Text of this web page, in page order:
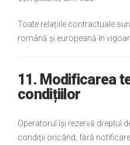
Toate relațiile contractuale
română și europeană în
11. Modificarea
condițiilor
Operatorul își rezervă dreptul
condiții oricând, fără